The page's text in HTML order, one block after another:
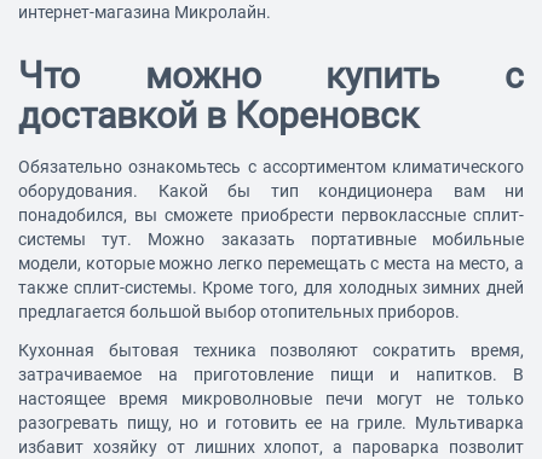
интернет-магазина Микролайн.
Что можно купить с
доставкой в Кореновск
Обязательно ознакомьтесь с ассортиментом климатического
оборудования. Какой бы тип кондиционера вам ни
понадобился, вы сможете приобрести первоклассные сплит-
системы тут. Можно заказать портативные мобильные
модели, которые можно легко перемещать с места на место, а
также сплит-системы. Кроме того, для холодных зимних дней
предлагается большой выбор отопительных приборов.
Кухонная бытовая техника позволяют сократить время,
затрачиваемое на приготовление пищи и напитков. В
настоящее время микроволновые печи могут не только
разогревать пищу, но и готовить ее на гриле. Мультиварка
избавит хозяйку от лишних хлопот, а пароварка позволит